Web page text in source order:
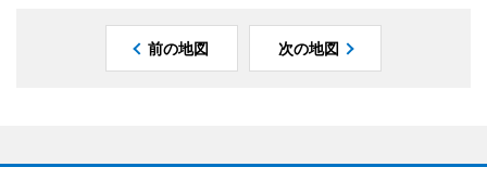
前の地図 次の地図